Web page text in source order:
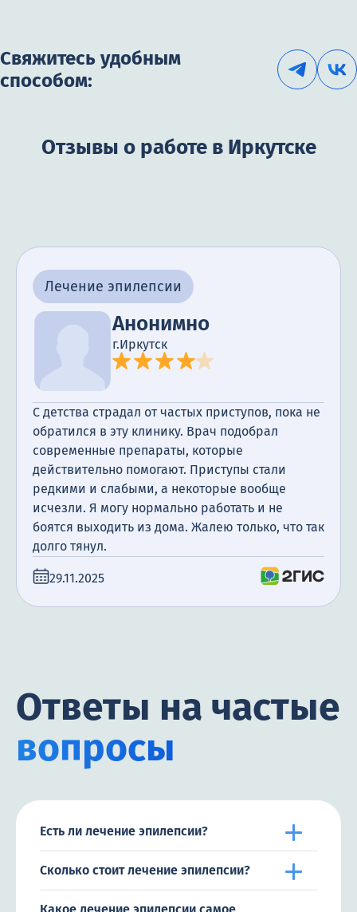
Свяжитесь удобным
способом:
Отзывы о работе в Иркутске
Лечение эпилепсии
Анонимно
г.Иркутск
С детства страдал от частых приступов, пока не
обратился в эту клинику. Врач подобрал
современные препараты, которые
действительно помогают. Приступы стали
редкими и слабыми, а некоторые вообще
исчезли. Я могу нормально работать и не
боятся выходить из дома. Жалею только, что так
долго тянул.
29.11.2025
Ответы на частые
вопросы
Есть ли лечение эпилепсии?
Сколько стоит лечение эпилепсии?